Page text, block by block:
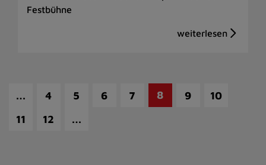
Festbühne
… 4 5 6 7 8 9
10
11
12 …